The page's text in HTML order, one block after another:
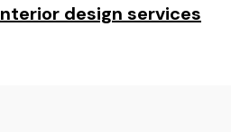
design services